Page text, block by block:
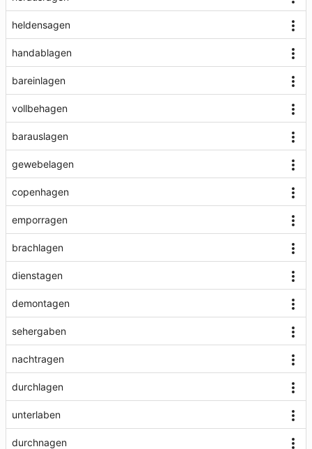
heldensagen
handablagen
bareinlagen
vollbehagen
barauslagen
gewebelagen
copenhagen
emporragen
brachlagen
dienstagen
demontagen
sehergaben
nachtragen
durchlagen
unterlaben
durchnagen